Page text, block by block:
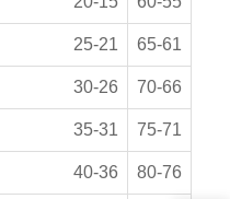
65-61
25-21
70-66
30-26
75-71
35-31
80-76
40-36